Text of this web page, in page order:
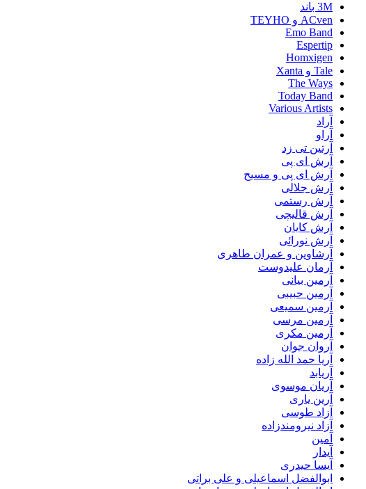
3M باند
ACven و TEYHO
Emo Band
Espertip
Homxigen
Tale و Xanta
The Ways
Today Band
Various Artists
آراد
آراو
آرتین تی زد
آرش ای پی
آرش ای پی و مسیح
آرش جلالی
آرش رستمی
آرش قالیچی
آرش کایان
آرش نورائی
آرشاوین و عمران طاهری
آرمان علیدوست
آرمین بیانی
آرمین حبیبی
آرمین سمیعی
آرمین مرسی
آرمین مکری
آروان جوان
آریا حمد الله زاده
آریابد
آریان موسوی
آرین یاری
آزاد طوسی
آزاد نیرومندزاده
آمین
آیدار
آیسا حیدری
ابوالفضل اسماعیلی و علی براتی